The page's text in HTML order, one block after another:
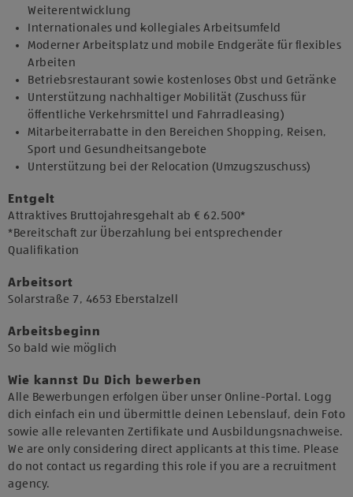
Weiterentwicklung
Internationales und kollegiales Arbeitsumfeld
Moderner Arbeitsplatz und mobile Endgeräte für flexibles
Arbeiten
Betriebsrestaurant sowie kostenloses Obst und Getränke
Unterstützung nachhaltiger Mobilität (Zuschuss für
öffentliche Verkehrsmittel und Fahrradleasing)
Mitarbeiterrabatte in den Bereichen Shopping, Reisen,
Sport und Gesundheitsangebote
Unterstützung bei der Relocation (Umzugszuschuss)
Entgelt
Attraktives Bruttojahresgehalt ab € 62.500*
*Bereitschaft zur Überzahlung bei entsprechender
Qualifikation
Arbeitsort
Solarstraße 7, 4653 Eberstalzell
Arbeitsbeginn
So bald wie möglich
Wie kannst Du Dich bewerben
Alle Bewerbungen erfolgen über unser Online-Portal. Logg
dich einfach ein und übermittle deinen Lebenslauf, dein Foto
sowie alle relevanten Zertifikate und Ausbildungsnachweise.
We are only considering direct applicants at this time. Please
do not contact us regarding this role if you are a recruitment
agency.